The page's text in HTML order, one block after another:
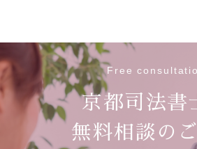
Free
京都司法書
無料相談の